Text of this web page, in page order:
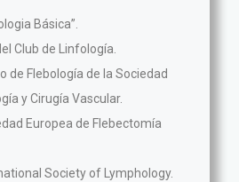
Básica”.
Club de Linfología.
de Flebología de la Sociedad
y Cirugía Vascular.
Europea de Flebectomía
Society of Lymphology.